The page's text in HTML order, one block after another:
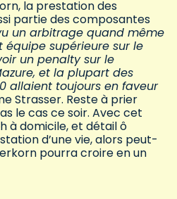
la prestation des
partie des composantes
un arbitrage quand même
supérieure sur le
un penalty sur le
et la plupart des
allaient toujours en faveur
Strasser. Reste à prier
le cas ce soir. Avec cet
à domicile, et détail ô
d’une vie, alors peut-
pourra croire en un